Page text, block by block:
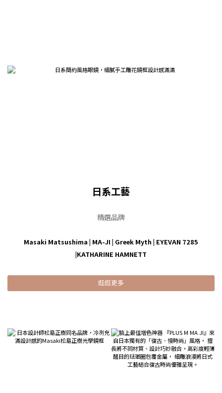
日系工藝
精選品牌
Masaki Matsushima | MA-JI | Greek Myth | EYEVAN 7285
|KATHARINE HAMNETT
逛逛更多